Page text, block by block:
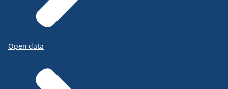
Open data